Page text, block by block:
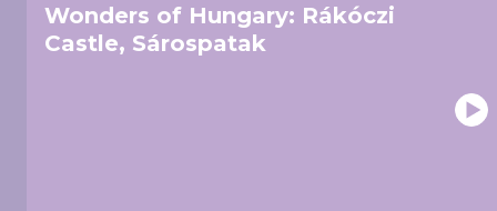
Wonders of Hungary: Rákóczi
Castle, Sárospatak